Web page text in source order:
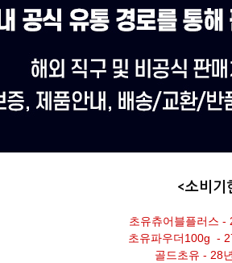
<소비기
초유츄어블플러스 -
초유파우더100g -
골드초유 - 28